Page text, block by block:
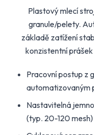
Plastový mlecí
granule/pelety.
základě zatížení
konzistentní
Pracovní postup z
automatizovaným
Nastavitelná
(typ. 20-120 mesh)